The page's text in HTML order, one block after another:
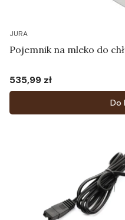
JURA
Pojemnik na mleko do
Cena
535,99 zł
Do